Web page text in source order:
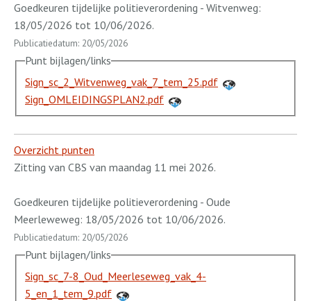
Goedkeuren tijdelijke politieverordening - Witvenweg:
18/05/2026 tot 10/06/2026.
Publicatiedatum: 20/05/2026
Punt bijlagen/links
Sign_sc_2_Witvenweg_vak_7_tem_25.pdf
Sign_OMLEIDINGSPLAN2.pdf
Overzicht punten
Zitting van CBS van maandag 11 mei 2026.
Goedkeuren tijdelijke politieverordening - Oude
Meerleweweg: 18/05/2026 tot 10/06/2026.
Publicatiedatum: 20/05/2026
Punt bijlagen/links
Sign_sc_7-8_Oud_Meerleseweg_vak_4-
5_en_1_tem_9.pdf